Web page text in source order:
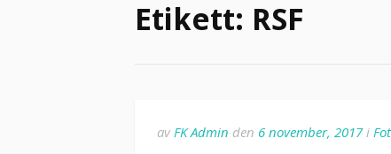
Etikett: RSF
avFK Admin den 6 november, 2017i